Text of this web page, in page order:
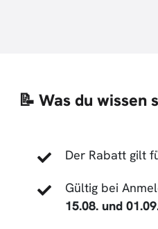
📝 Was du wissen
Der Rabatt gilt
Gültig bei
15.08. und